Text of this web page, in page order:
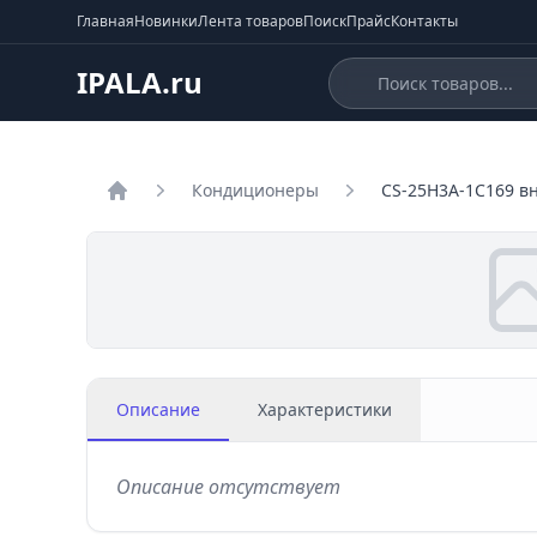
ГлавнаяНовинкиЛента товаровПоискПрайсКонтакты
IPALA.ru
Кондиционеры CS-25H3A-1C169
Описание Характеристики
Описание отсутствует